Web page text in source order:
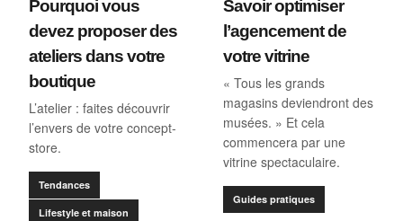
Pourquoi vous
devez proposer des
ateliers dans votre
boutique
L’atelier : faites découvrir
l’envers de votre concept-
store.
Tendances
Lifestyle et maison
Savoir optimiser
l’agencement de
votre vitrine
« Tous les grands
magasins deviendront des
musées. » Et cela
commencera par une
vitrine spectaculaire.
Guides pratiques